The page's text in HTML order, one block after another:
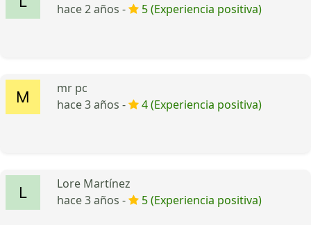
hace 2 años - 5 (Experiencia positiva)
mr pc
hace 3 años -
4 (Experiencia positiva)
Lore Martínez
hace 3 años -
5 (Experiencia positiva)